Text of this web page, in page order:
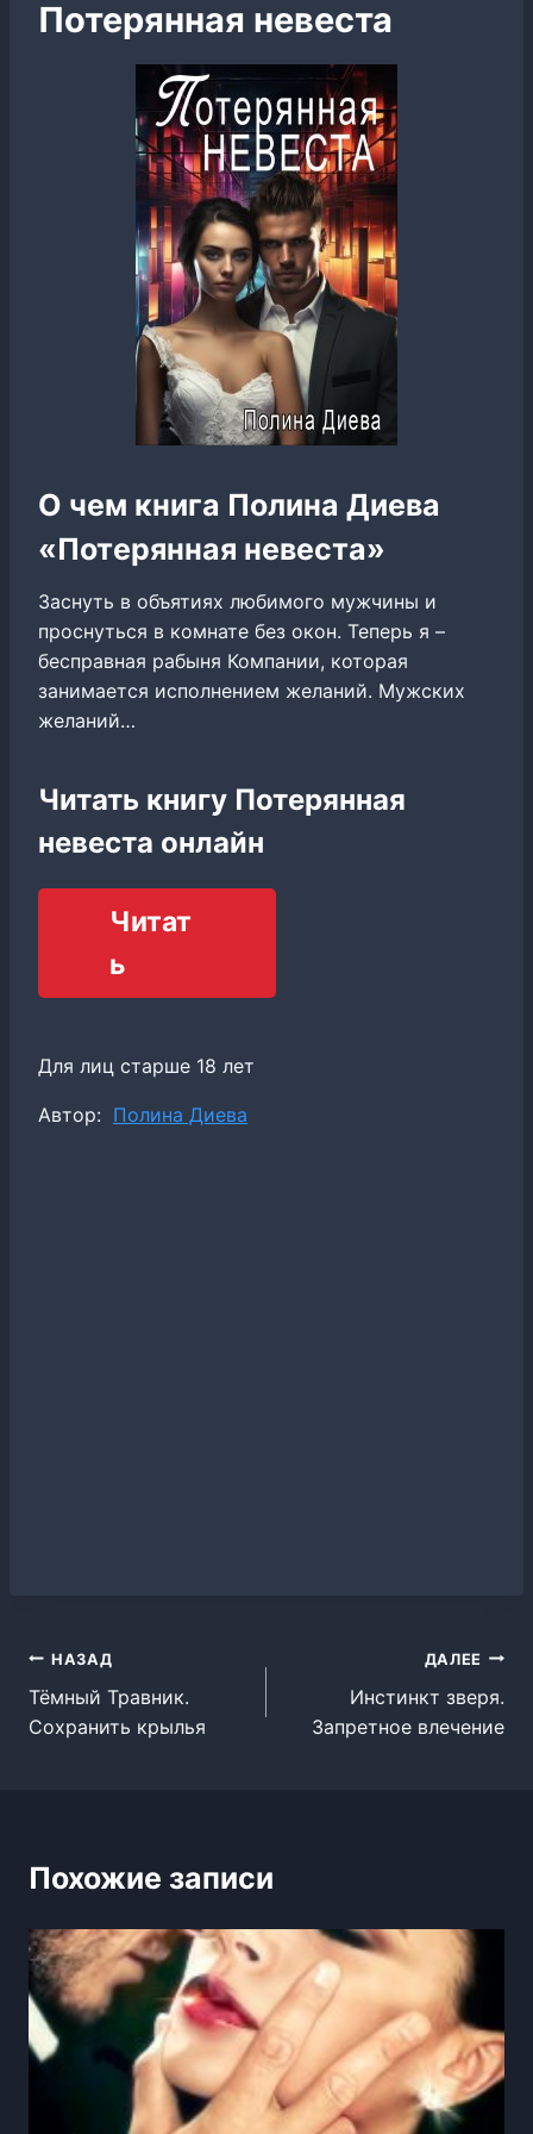
Потерянная невеста
О чем книга Полина Диева
«Потерянная невеста»
Заснуть в объятиях любимого мужчины и
проснуться в комнате без окон. Теперь я –
бесправная рабыня Компании, которая
занимается исполнением желаний. Мужских
желаний…
Читать книгу Потерянная
невеста онлайн
Читат
ь
Для лиц старше 18 лет
Метки
Автор: Полина Диева
Навигация
по
НАЗАД
Тёмный Травник.
Сохранить крылья
ДАЛЕЕ
Инстинкт зверя.
Запретное влечение
Похожие записи